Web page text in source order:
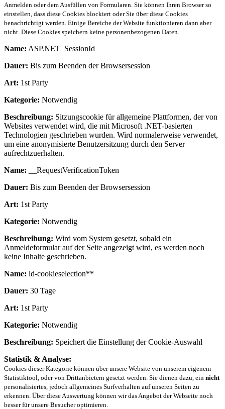
Anmelden oder dem Ausfüllen von Formularen. Sie können Ihren Browser so
einstellen, dass diese Cookies blockiert oder Sie über diese Cookies
benachrichtigt werden. Einige Bereiche der Website funktionieren dann aber
nicht. Diese Cookies speichern keine personenbezogenen Daten.
Name: ASP.NET_SessionId
Dauer: Bis zum Beenden der Browsersession
Art: 1st Party
Kategorie: Notwendig
Beschreibung: Sitzungscookie für allgemeine Plattformen, der von
Websites verwendet wird, die mit Microsoft .NET-basierten
Technologien geschrieben wurden. Wird normalerweise verwendet,
um eine anonymisierte Benutzersitzung durch den Server
aufrechtzuerhalten.
Name: __RequestVerificationToken
Dauer: Bis zum Beenden der Browsersession
Art: 1st Party
Kategorie: Notwendig
Beschreibung: Wird vom System gesetzt, sobald ein
Anmeldeformular auf der Seite angezeigt wird, es werden noch
keine Inhalte geschrieben.
Name: ld-cookieselection**
Dauer: 30 Tage
Art: 1st Party
Kategorie: Notwendig
Beschreibung: Speichert die Einstellung der Cookie-Auswahl
Statistik & Analyse:
Cookies dieser Kategorie können über unsere Website von unserem eigenem
Statistiktool, oder von Drittanbietern gesetzt werden. Sie dienen dazu, ein nicht
personalisiertes, jedoch allgemeines Surfverhalten auf unseren Seiten zu
erkennen. Über diese Auswertung können wir das Angebot der Webseite noch
besser für unsere Besucher optimieren.